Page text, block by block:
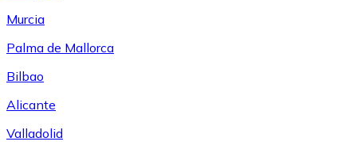
Murcia
Palma de Mallorca
Bilbao
Alicante
Valladolid